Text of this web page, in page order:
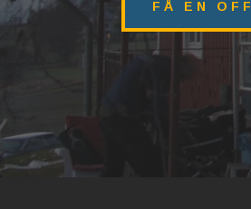
FÅ EN